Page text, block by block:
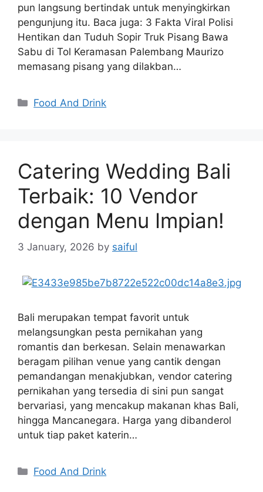
pun langsung bertindak untuk menyingkirkan
pengunjung itu. Baca juga: 3 Fakta Viral Polisi
Hentikan dan Tuduh Sopir Truk Pisang Bawa
Sabu di Tol Keramasan Palembang Maurizo
memasang pisang yang dilakban…
Categories
Food And Drink
Catering Wedding Bali
Terbaik: 10 Vendor
dengan Menu Impian!
3 January, 2026 by saiful
Bali merupakan tempat favorit untuk
melangsungkan pesta pernikahan yang
romantis dan berkesan. Selain menawarkan
beragam pilihan venue yang cantik dengan
pemandangan menakjubkan, vendor catering
pernikahan yang tersedia di sini pun sangat
bervariasi, yang mencakup makanan khas Bali,
hingga Mancanegara. Harga yang dibanderol
untuk tiap paket katerin…
Categories
Food And Drink